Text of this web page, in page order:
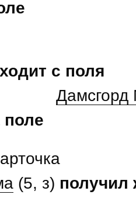
с поля
Дамсгорд
(5, з) получил